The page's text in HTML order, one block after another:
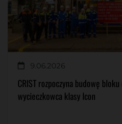
9.06.2026
CRIST rozpoczyna budowę
wycieczkowca klasy Icon